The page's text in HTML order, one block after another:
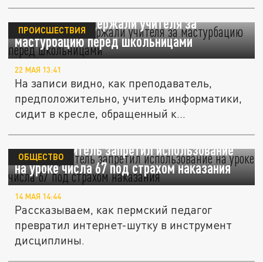
В Прикамье задержали учителя за
мастурбацию перед школьницами
ПРОИСШЕСТВИЯ
22 МАЯ 13:41
На записи видно, как преподаватель,
предположительно, учитель информатики,
сидит в кресле, обращенный к...
В Перми учитель запретил использование
на уроке числа 67 под страхом наказания
ОБЩЕСТВО
14 МАЯ 14:44
Рассказываем, как пермский педагог
превратил интернет-шутку в инструмент
дисциплины.